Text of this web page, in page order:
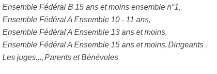
Ensemble Fédéral B 15 ans et moins ensemble n°1
Ensemble Fédéral A Ensemble 10 - 11 ans
Ensemble Fédéral A Ensemble 13 ans et moins
Ensemble Fédéral A Ensemble 15 ans et moins Dirigeants
Les juges... Parents et Bénévoles